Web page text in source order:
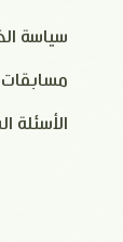
سياسة
الأسئلة